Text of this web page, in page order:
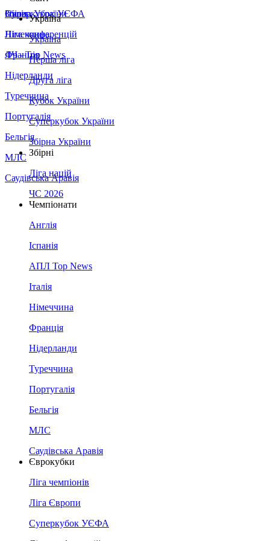
Збірна України
Італія
Німеччина
Франція
Нідерланди
Туреччина
Португалія
Бельгія
МЛС
Саудівська Аравія
Суперкубок УЄФА
Ліга конференцій
ЛЧ - Top News
Україна
Україна
Перша ліга
Друга ліга
Кубок України
Суперкубок України
Збірна України
Збірні
Ліга націй
ЧС 2026
Чемпіонати
Англія
Іспанія
АПЛ Top News
Італія
Німеччина
Франція
Нідерланди
Туреччина
Португалія
Бельгія
МЛС
Саудівська Аравія
Єврокубки
Ліга чемпіонів
Ліга Європи
Суперкубок УЄФА